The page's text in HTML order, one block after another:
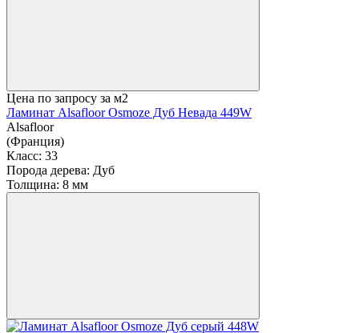
Цена по запросу за м2
Ламинат Alsafloor Osmoze Дуб Невада 449W
Alsafloor
(Франция)
Класс: 33
Порода дерева: Дуб
Толщина: 8 мм